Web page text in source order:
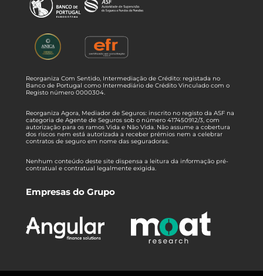
Reorganiza Com Sentido, Intermediação de Crédito: registada no
Banco de Portugal como Intermediário de Crédito Vinculado com o
Registo número 0000304.
Reorganiza Agora, Mediador de Seguros: inscrito no registo da ASF na
categoria de Agente de Seguros sob o número 417450912/3, com
autorização para os ramos Vida e Não Vida. Não assume a cobertura
dos riscos nem está autorizada a receber prémios nem a celebrar
contratos de seguro em nome das seguradoras.
Nenhum conteúdo deste site dispensa a leitura da informação pré-
contratual e contratual legalmente exigida.
Empresas do Grupo